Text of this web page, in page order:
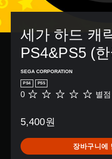
세가 하드 캐
PS4&PS5 (
SEGA CORPORATION
PS4 PS5
별
음
0 별
5,400원
장바구니에